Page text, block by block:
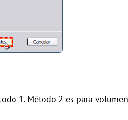
1. Método 2 es para volumen